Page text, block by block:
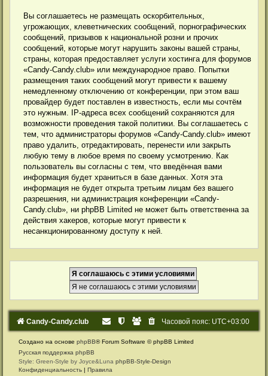
Вы соглашаетесь не размещать оскорбительных,
угрожающих, клеветнических сообщений, порнографических
сообщений, призывов к национальной розни и прочих
сообщений, которые могут нарушить законы вашей страны,
страны, которая предоставляет услуги хостинга для форумов
«Candy-Candy.club» или международное право. Попытки
размещения таких сообщений могут привести к вашему
немедленному отключению от конференции, при этом ваш
провайдер будет поставлен в известность, если мы сочтём
это нужным. IP-адреса всех сообщений сохраняются для
возможности проведения такой политики. Вы соглашаетесь с
тем, что администраторы форумов «Candy-Candy.club» имеют
право удалить, отредактировать, перенести или закрыть
любую тему в любое время по своему усмотрению. Как
пользователь вы согласны с тем, что введённая вами
информация будет храниться в базе данных. Хотя эта
информация не будет открыта третьим лицам без вашего
разрешения, ни администрация конференции «Candy-
Candy.club», ни phpBB Limited не может быть ответственна за
действия хакеров, которые могут привести к
несанкционированному доступу к ней.
Candy-Candy.club Часовой пояс: UTC+03:00
Создано на основе phpBB® Forum Software © phpBB Limited
Русская поддержка phpBB
Style: Green-Style by Joyce&Luna phpBB-Style-Design
Конфиденциальность | Правила